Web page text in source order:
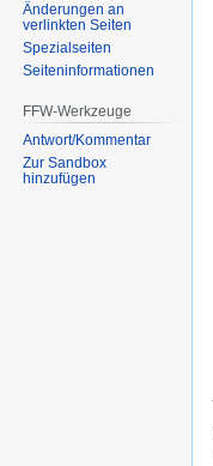
Änderungen an
verlinkten Seiten
Spezialseiten
Seiten­informationen
FFW-Werkzeuge
Antwort/Kommentar
Zur Sandbox
hinzufügen